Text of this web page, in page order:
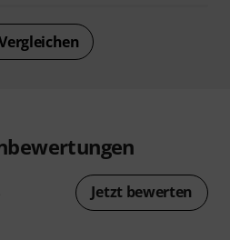
Jetzt bewerten